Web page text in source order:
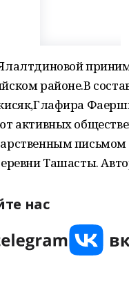
районе.В
активных
Ташасты.
нас